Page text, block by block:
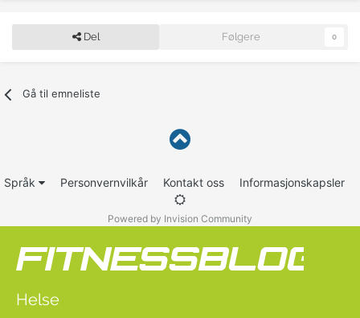
Del Følgere 0
Gå til emneliste
Språk Personvernvilkår Kontakt oss Informasjonskapsler
Powered by Invision Community
Helse